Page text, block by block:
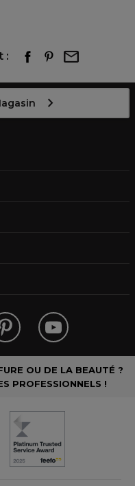
:
OU DE LA BEAUTÉ ?
PROFESSIONNELS !